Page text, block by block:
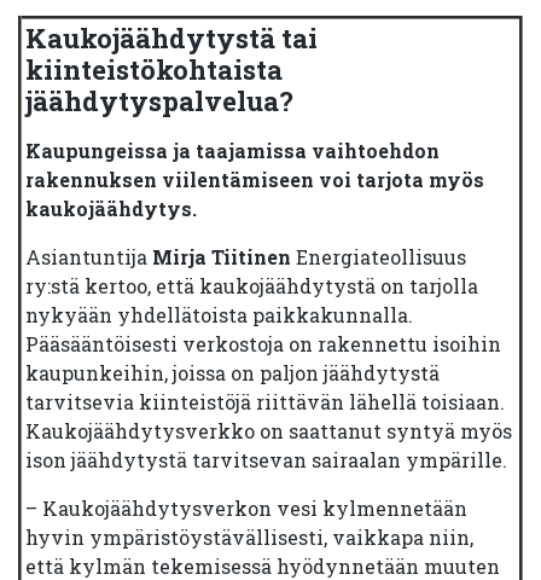
Kaukojäähdytystä tai
kiinteistökohtaista
jäähdytyspalvelua?
Kaupungeissa ja taajamissa vaihtoehdon
rakennuksen viilentämiseen voi tarjota myös
kaukojäähdytys.
Asiantuntija Mirja Tiitinen Energiateollisuus
ry:stä kertoo, että kaukojäähdytystä on tarjolla
nykyään yhdellätoista paikkakunnalla.
Pääsääntöisesti verkostoja on rakennettu isoihin
kaupunkeihin, joissa on paljon jäähdytystä
tarvitsevia kiinteistöjä riittävän lähellä toisiaan.
Kaukojäähdytysverkko on saattanut syntyä myös
ison jäähdytystä tarvitsevan sairaalan ympärille.
– Kaukojäähdytysverkon vesi kylmennetään
hyvin ympäristöystävällisesti, vaikkapa niin,
että kylmän tekemisessä hyödynnetään muuten